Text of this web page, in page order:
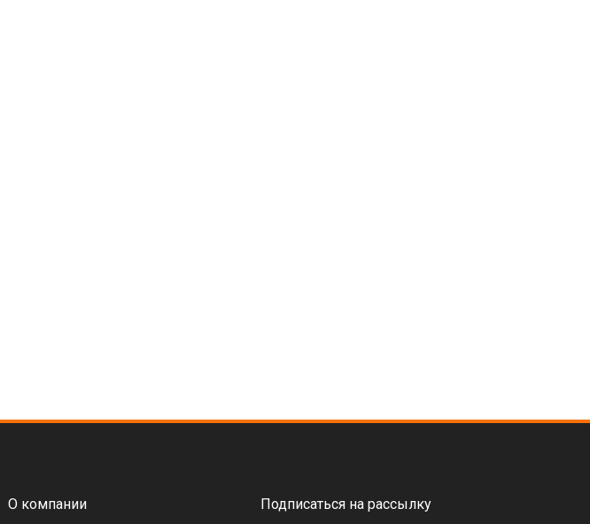
О компании Подписаться на рассылку